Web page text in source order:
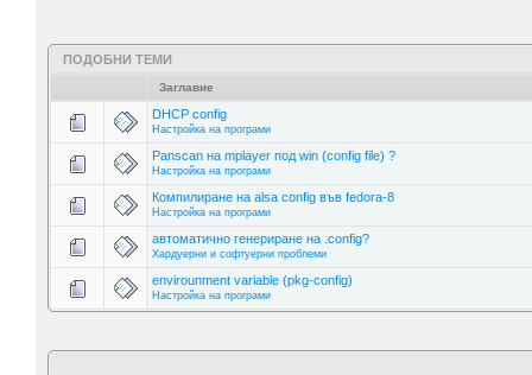
ПОДОБНИ ТЕМИ
Заглавие
DHCP config
Настройка на програми
Panscan на mplayer под win (config file) ?
Настройка на програми
Компилиране на alsa config във fedora-8
Настройка на програми
автоматично генериране на .config?
Хардуерни и софтуерни проблеми
envirounment variable (pkg-config)
Настройка на програми